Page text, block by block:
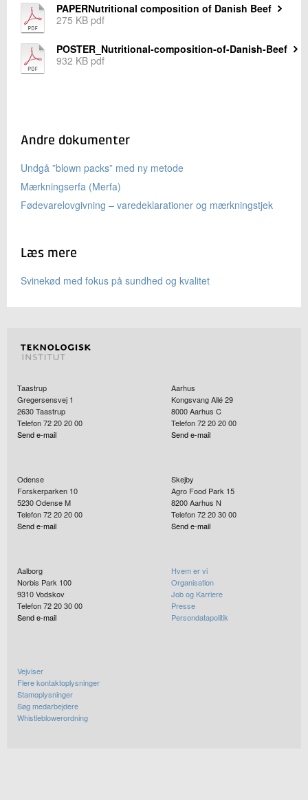
PAPERNutritional composition of Danish Beef
275 KB pdf
POSTER_Nutritional-composition-of-Danish-Beef
932 KB pdf
Andre dokumenter
Undgå ”blown packs” med ny metode
Mærkningserfa (Merfa)
Fødevarelovgivning – varedeklarationer og mærkningstjek
Læs mere
Svinekød med fokus på sundhed og kvalitet
Taastrup
Gregersensvej 1
2630Taastrup
Telefon 72 20 20 00
Send e-mail
Aarhus
Kongsvang Allé 29
8000Aarhus C
Telefon 72 20 20 00
Send e-mail
Odense
Forskerparken 10
5230Odense M
Telefon 72 20 20 00
Send e-mail
Skejby
Agro Food Park 15
8200Aarhus N
Telefon 72 20 30 00
Send e-mail
Aalborg
Norbis Park 100
9310Vodskov
Telefon 72 20 30 00
Send e-mail
Hvem er vi
Organisation
Job og Karriere
Presse
Persondatapolitik
Vejviser
Flere kontaktoplysninger
Stamoplysninger
Søg medarbejdere
Whistleblowerordning